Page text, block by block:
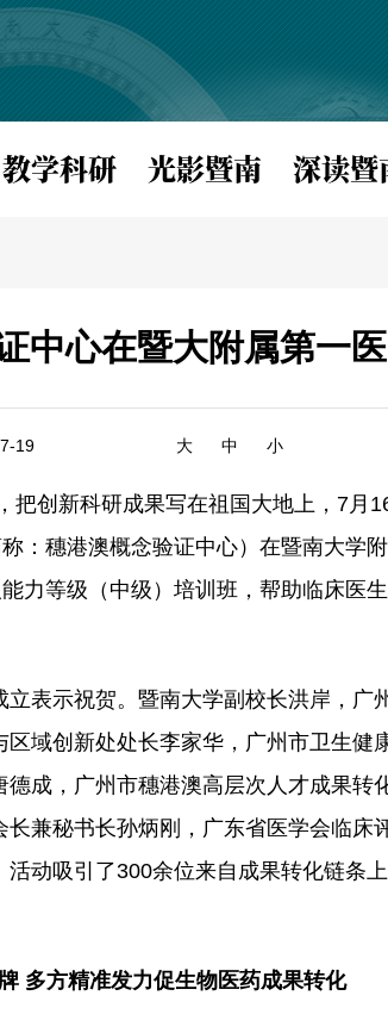
教学科研 光影暨南 深读暨
中心在暨大附属第一
19 大 中 小
创新科研成果写在祖国大地上，7月
：穗港澳概念验证中心）在暨南大学
力等级（中级）培训班，帮助临床医
表示祝贺。暨南大学副校长洪岸，广
域创新处处长李家华，广州市卫生健
成，广州市穗港澳高层次人才成果转
兼秘书长孙炳刚，广东省医学会临床
动吸引了300余位来自成果转化链条
多方精准发力促生物医药成果转化